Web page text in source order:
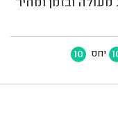
ובזמן ומחיר
יחס 10